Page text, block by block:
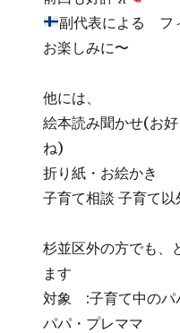
副代表による フ
お楽しみに〜
他には、
絵本読み聞かせ(お
ね)
折り紙・お絵かき
子育て相談 子育て
杉並区外の方でも、
ます
対象 :子育て中の
パパ・プレママ